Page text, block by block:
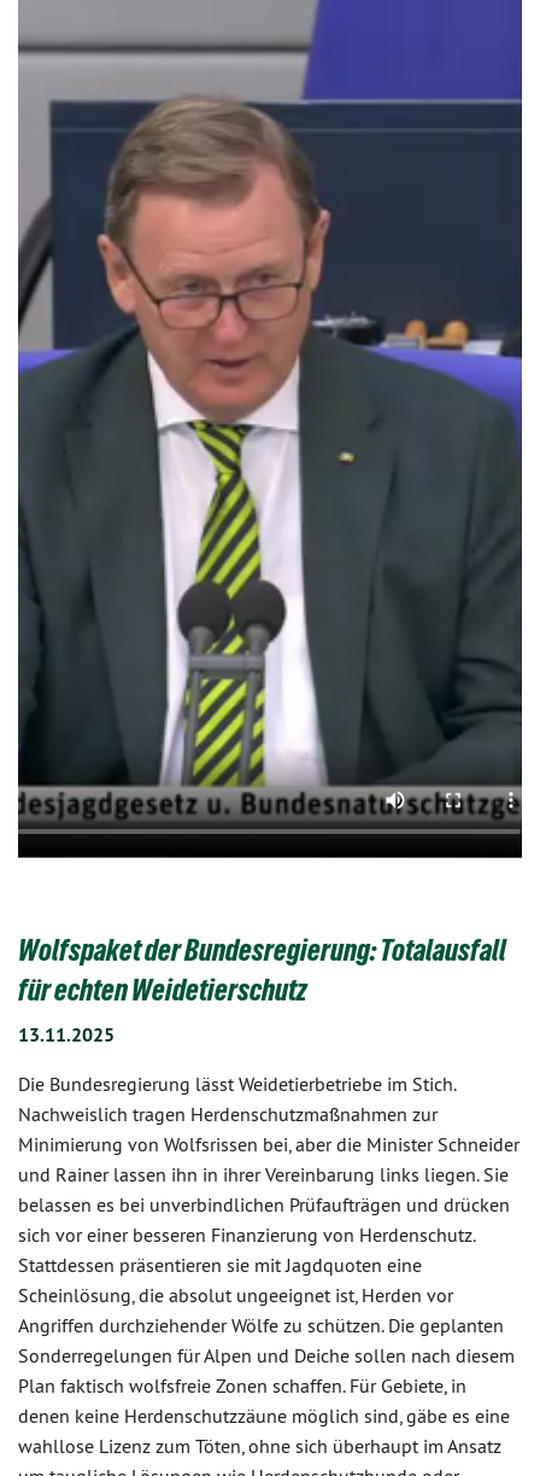
Wolfspaket der Bundesregierung: Totalausfall
für echten Weidetierschutz
13.11.2025
Die Bundesregierung lässt Weidetierbetriebe im Stich.
Nachweislich tragen Herdenschutzmaßnahmen zur
Minimierung von Wolfsrissen bei, aber die Minister Schneider
und Rainer lassen ihn in ihrer Vereinbarung links liegen. Sie
belassen es bei unverbindlichen Prüfaufträgen und drücken
sich vor einer besseren Finanzierung von Herdenschutz.
Stattdessen präsentieren sie mit Jagdquoten eine
Scheinlösung, die absolut ungeeignet ist, Herden vor
Angriffen durchziehender Wölfe zu schützen. Die geplanten
Sonderregelungen für Alpen und Deiche sollen nach diesem
Plan faktisch wolfsfreie Zonen schaffen. Für Gebiete, in
denen keine Herdenschutzzäune möglich sind, gäbe es eine
wahllose Lizenz zum Töten, ohne sich überhaupt im Ansatz